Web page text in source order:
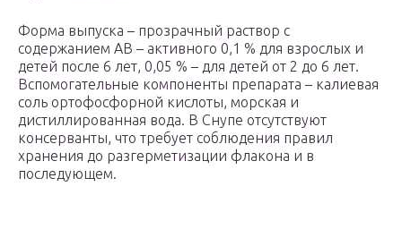
Форма выпуска – прозрачный раствор с
содержанием АВ – активного 0,1 % для взрослых и
детей после 6 лет, 0,05 % – для детей от 2 до 6 лет.
Вспомогательные компоненты препарата – калиевая
соль ортофосфорной кислоты, морская и
дистиллированная вода. В Снупе отсутствуют
консерванты, что требует соблюдения правил
хранения до разгерметизации флакона и в
последующем.